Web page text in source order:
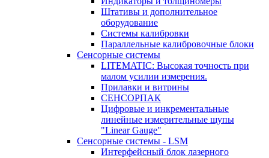
Штативы и дополнительное
оборудование
Системы калибровки
Параллельные калибровочные блоки
Сенсорные системы
LITEMATIC: Высокая точность при
малом усилии измерения.
Прилавки и витрины
СЕНСОРПАК
Цифровые и инкрементальные
линейные измерительные щупы
"Linear Gauge"
Сенсорные системы - LSM
Интерфейсный блок лазерного